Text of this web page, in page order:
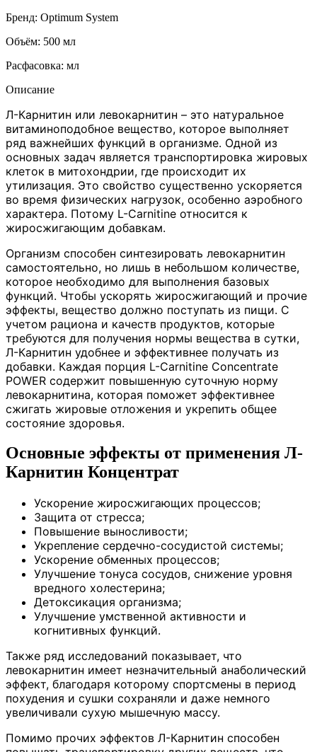
Бренд: Optimum System
Объём: 500 мл
Расфасовка: мл
Описание
Л-Карнитин или левокарнитин – это натуральное
витаминоподобное вещество, которое выполняет
ряд важнейших функций в организме. Одной из
основных задач является транспортировка жировых
клеток в митохондрии, где происходит их
утилизация. Это свойство существенно ускоряется
во время физических нагрузок, особенно аэробного
характера. Потому L-Carnitine относится к
жиросжигающим добавкам.
Организм способен синтезировать левокарнитин
самостоятельно, но лишь в небольшом количестве,
которое необходимо для выполнения базовых
функций. Чтобы ускорять жиросжигающий и прочие
эффекты, вещество должно поступать из пищи. С
учетом рациона и качеств продуктов, которые
требуются для получения нормы вещества в сутки,
Л-Карнитин удобнее и эффективнее получать из
добавки. Каждая порция L-Carnitine Concentrate
POWER содержит повышенную суточную норму
левокарнитина, которая поможет эффективнее
сжигать жировые отложения и укрепить общее
состояние здоровья.
Основные эффекты от применения Л-
Карнитин Концентрат
Ускорение жиросжигающих процессов;
Защита от стресса;
Повышение выносливости;
Укрепление сердечно-сосудистой системы;
Ускорение обменных процессов;
Улучшение тонуса сосудов, снижение уровня
вредного холестерина;
Детоксикация организма;
Улучшение умственной активности и
когнитивных функций.
Также ряд исследований показывает, что
левокарнитин имеет незначительный анаболический
эффект, благодаря которому спортсмены в период
похудения и сушки сохраняли и даже немного
увеличивали сухую мышечную массу.
Помимо прочих эффектов Л-Карнитин способен